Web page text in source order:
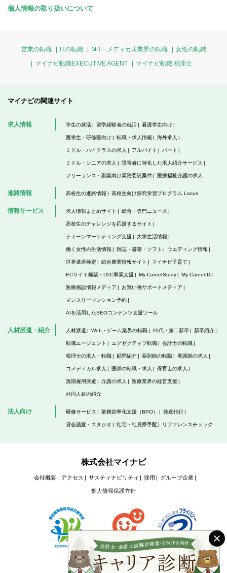
個人情報の取り扱いについて
営業の転職 ITの転職 MR・メディカル業界の転職
女性の転職
マイナビ転職EXECUTIVE AGENT
マイナビ転職 税理士
マイナビの関連サイト
求人情報 学生の就活 留学経験者の就活 看護学生向け
医学生・研修医向け 転職・求人情報 海外求人
ミドル・ハイクラスの求人 アルバイト パート
ミドル・シニアの求人 障害者に特化した求人紹介サービス
フリーランス・副業向け業務委託案件 医療福祉介護の求人
進路情報 高校生の進路情報 高校生向け探究学習プログラム Locus
情報サービス 求人情報まとめサイト 総合・専門ニュース
高校生のチャレンジを応援するサイト
ティーンマーケティング支援 大学生活情報
働く女性の生活情報 雑誌・書籍・ソフト ウエディング情報
世界遺産検定 総合農業情報サイト マイナビ子育て
ECサイト構築・D2C事業支援 My CareerStudy My CareerID
医療施設情報メディア お買い物サポートメディア
マンスリーマンション予約
AIを活用したSEOコンテンツ支援ツール
人材派遣・紹介 人材派遣 Web・ゲーム業界の転職 20代・第二新卒 新卒紹介
転職エージェント エグゼクティブ転職 会計士の転職
税理士の求人・転職 顧問紹介 薬剤師の転職 看護師の求人
コメディカル求人 医師の転職・求人 保育士の求人
無期雇用派遣 介護の求人 医療業界の経営支援
外国人材の紹介
法人向け 研修サービス 業務効率化支援（BPO） 発送代行
貸会議室・スタジオ 社宅・社員寮手配 リファレンスチェック
株式会社マイナビ
会社概要 アクセス サスティナビリティ 採用 グループ企業
個人情報保護方針